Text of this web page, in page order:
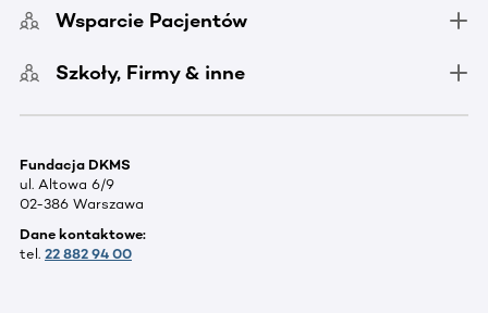
Wsparcie Pacjentów
Szkoły, Firmy & inne
Fundacja DKMS
ul. Altowa 6/9
02-386 Warszawa
Dane kontaktowe:
tel. 22 882 94 00